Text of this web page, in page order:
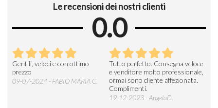
Le recensioni dei nostri clienti
0.0
Gentili, veloci e con ottimo
prezzo
09-07-2024 - FABIO MARIA C.
Tutto perfetto. Consegna veloce
e venditore molto professionale,
ormai sono cliente affezionata.
Complimenti.
19-12-2023 - AngelaD.